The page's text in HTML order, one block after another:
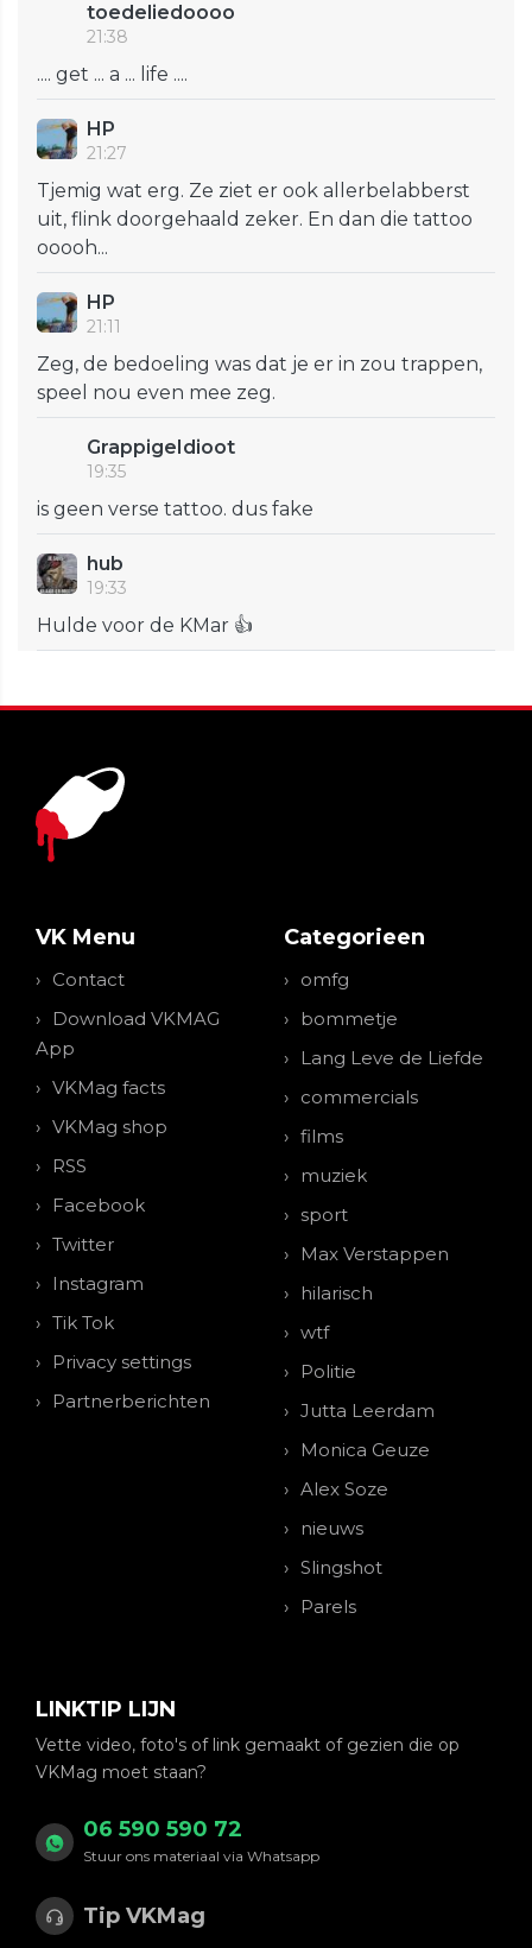
toedeliedoooo
21:38
.... get ... a ... life ....
HP
21:27
Tjemig wat erg. Ze ziet er ook allerbelabberst
uit, flink doorgehaald zeker. En dan die tattoo
ooooh...
HP
21:11
Zeg, de bedoeling was dat je er in zou trappen,
speel nou even mee zeg.
GrappigeIdioot
19:35
is geen verse tattoo. dus fake
hub
19:33
Hulde voor de KMar 👍
VK Menu
Contact
Download VKMAG
App
VKMag facts
VKMag shop
RSS
Facebook
Twitter
Instagram
Tik Tok
Privacy settings
Partnerberichten
Categorieen
omfg
bommetje
Lang Leve de Liefde
commercials
films
muziek
sport
Max Verstappen
hilarisch
wtf
Politie
Jutta Leerdam
Monica Geuze
Alex Soze
nieuws
Slingshot
Parels
LINKTIP LIJN
Vette video, foto's of link gemaakt of gezien die op
VKMag moet staan?
06 590 590 72
Stuur ons materiaal via Whatsapp
Tip VKMag